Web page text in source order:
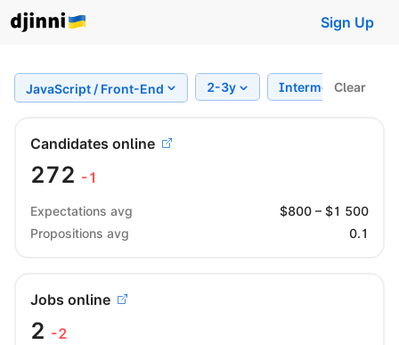
Sign Up
JavaScript / Front-End 2-3y Intermediate
Clear
Candidates online
272 -1
Expectations avg $800 – $1 500
Propositions avg
0.1
Jobs online
2 -2